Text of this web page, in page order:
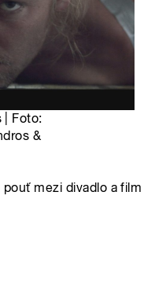
| Foto:
&
mezi divadlo a film